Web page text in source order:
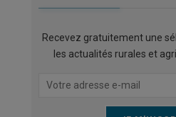
Recevez gratuitement une
les actualités rurales et